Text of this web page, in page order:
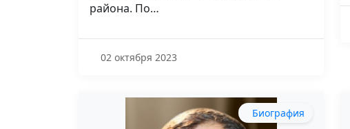
района. По…
02 октября 2023
Биография